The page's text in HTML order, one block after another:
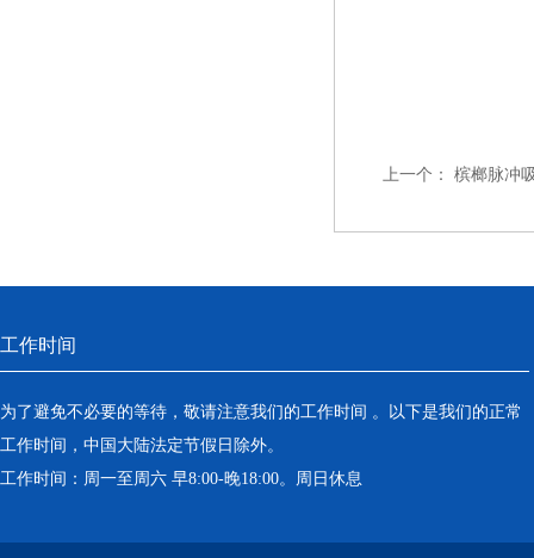
上一个： 槟榔脉冲
工作时间
为了避免不必要的等待，敬请注意我们的工作时间 。以下是我们的正常
工作时间，中国大陆法定节假日除外。
工作时间：周一至周六 早8:00-晚18:00。周日休息